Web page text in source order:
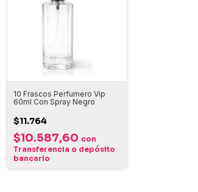
10 Frascos Perfumero Vip
60ml Con Spray Negro
$11.764
$10.587,60 con
Transferencia o depósito
bancario